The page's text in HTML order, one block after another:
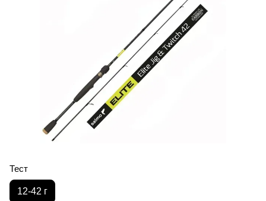
Тест
12-42 г